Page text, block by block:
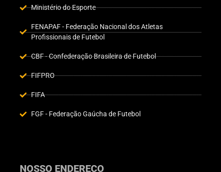
Ministério do Esporte
FENAPAF - Federação Nacional dos Atletas
Profissionais de Futebol
CBF - Confederação Brasileira de Futebol
FIFPRO
FIFA
FGF - Federação Gaúcha de Futebol
NOSSO ENDEREÇO